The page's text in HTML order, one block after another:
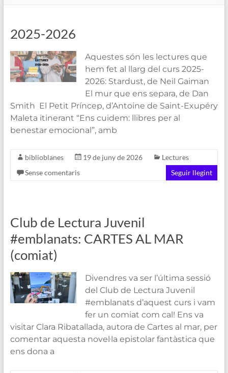
2025-2026
Aquestes són les lectures que
hem fet al llarg del curs 2025-
2026: Stardust, de Neil Gaiman
El mur que ens separa, de Dan
Smith El Petit Príncep, d’Antoine de Saint-Exupéry
Maleta itinerant “Ens cuidem: llibres per al
benestar emocional”, amb
biblioblanes 19 de juny de 2026
Lectures
Sense comentaris
Seguir llegint
Club de Lectura Juvenil
#emblanats: CARTES AL MAR
(comiat)
Divendres va ser l’última sessió
del Club de Lectura Juvenil
#emblanats d’aquest curs i vam
fer un comiat com cal! Ens va
visitar Clara Ribatallada, autora de Cartes al mar, per
comentar aquesta novel·la epistolar fantàstica que
ens dona a